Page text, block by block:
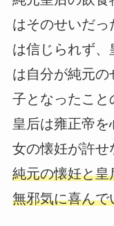
はそのせいだっ
は信じられず
は自分が純元
子となったこと
皇后は雍正帝
女の懐妊が許せ
純元の懐妊と皇
無邪気に喜ん